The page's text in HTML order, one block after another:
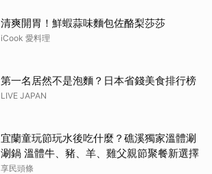
清爽開胃！鮮蝦蒜味麵包佐酪梨莎莎
iCook 愛料理
第一名居然不是泡麵？日本省錢美食排行榜
LIVE JAPAN
宜蘭童玩節玩水後吃什麼？礁溪獨家溫體涮
涮鍋 溫體牛、豬、羊、雞父親節聚餐新選擇
享民頭條